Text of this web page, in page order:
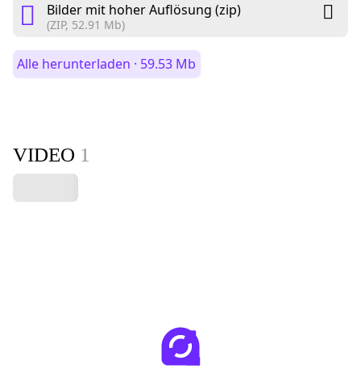
Bilder mit hoher Auflösung (zip)
(ZIP, 52.91 Mb)
Alle herunterladen · 59.53 Mb
VIDEO 1